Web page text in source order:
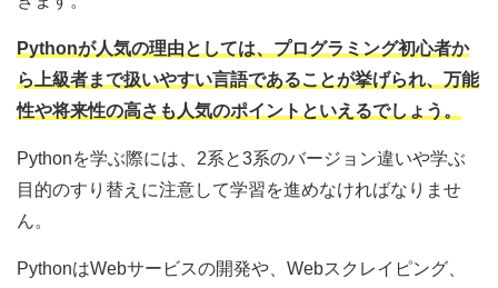
Pythonが人気の理由としては、プログラミング初心者か
ら上級者まで扱いやすい言語であることが挙げられ、万能
性や将来性の高さも人気のポイントといえるでしょう。
Pythonを学ぶ際には、2系と3系のバージョン違いや学ぶ
目的のすり替えに注意して学習を進めなければなりませ
ん。
PythonはWebサービスの開発や、Webスクレイピング、